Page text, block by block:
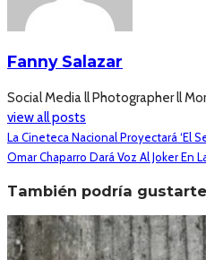
Fanny Salazar
Social Media ll Photographer ll
view all posts
La Cineteca Nacional Proyectará ‘El
Omar Chaparro Dará Voz Al Joker En
También podría gustarte